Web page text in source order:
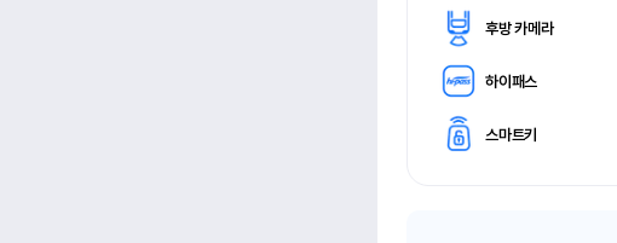
후방 카메라
하이패스
스마트키